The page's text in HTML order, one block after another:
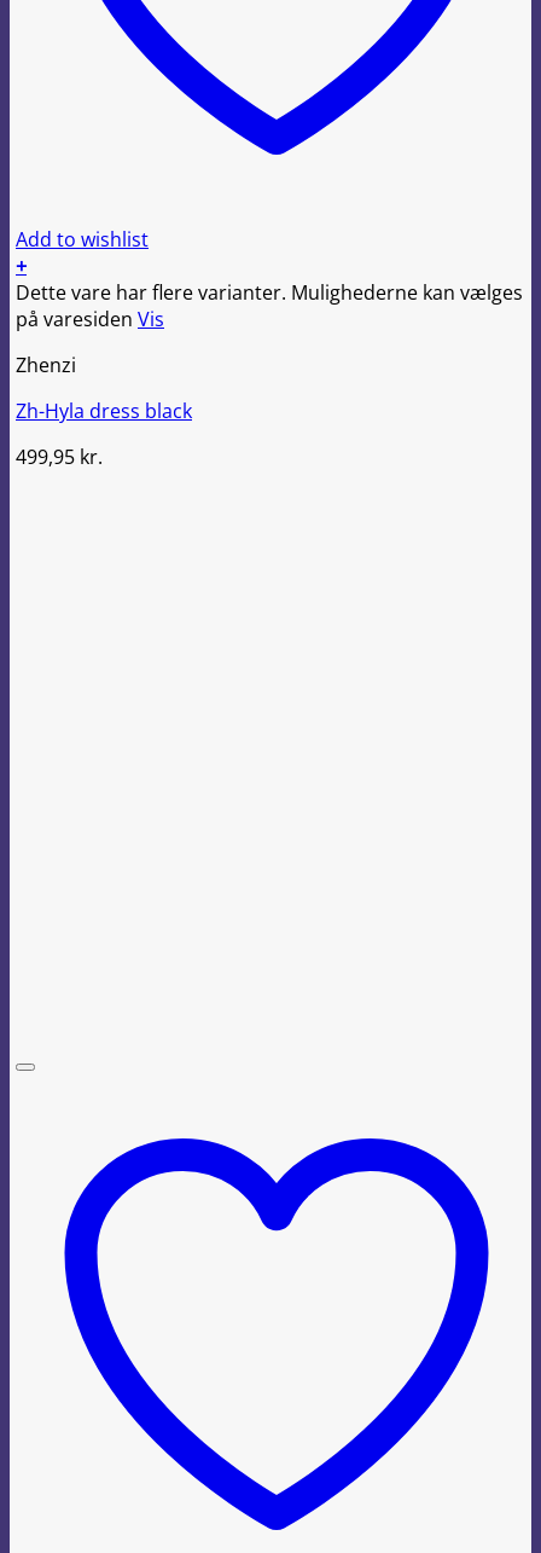
Add to wishlist
+
Dette vare har flere varianter. Mulighederne kan vælges
på varesiden Vis
Zhenzi
Zh-Hyla dress black
499,95 kr.